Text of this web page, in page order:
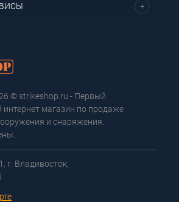
© strikeshop.ru - Первый
магазин по продаже
и снаряжения.
г. Владивосток,